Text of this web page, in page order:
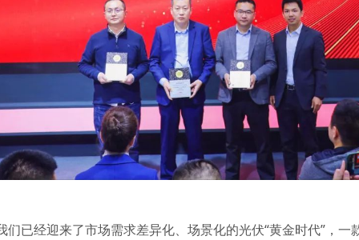
已经迎来了市场需求差异化、场景化的光伏“黄金时代”，